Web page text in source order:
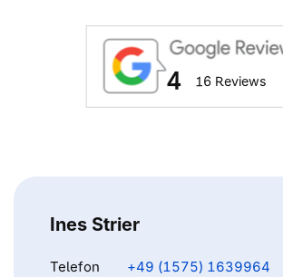
4 16 Reviews
Ines Strier
Telefon
+49 (1575) 1639964